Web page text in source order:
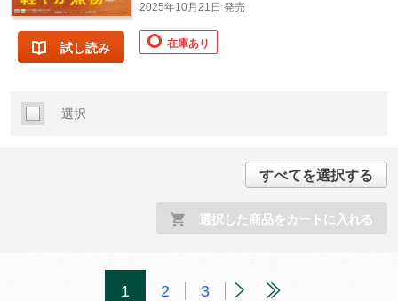
試し読み
2025年10月21日 発売
在庫あり
選択
すべてを選択する
選択した商品をカートに入れる
1 2 3